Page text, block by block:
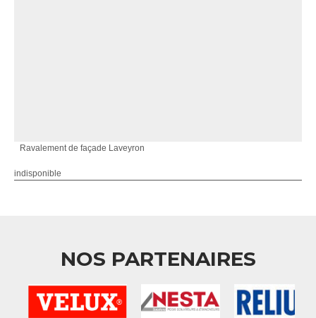
Ravalement de façade Laveyron
indisponible
NOS PARTENAIRES